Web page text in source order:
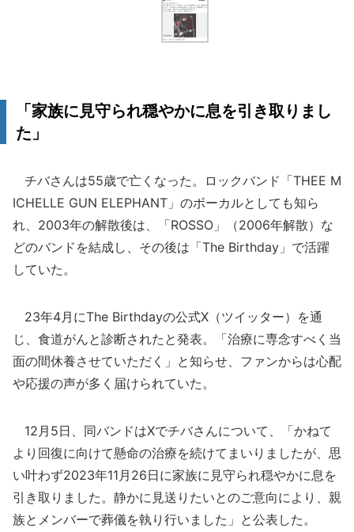
「家族に見守られ穏やかに息を引き取りまし
た」
チバさんは55歳で亡くなった。ロックバンド「THEE M
ICHELLE GUN ELEPHANT」のボーカルとしても知ら
れ、2003年の解散後は、「ROSSO」（2006年解散）な
どのバンドを結成し、その後は「The Birthday」で活躍
していた。
23年4月にThe Birthdayの公式X（ツイッター）を通
じ、食道がんと診断されたと発表。「治療に専念すべく当
面の間休養させていただく」と知らせ、ファンからは心配
や応援の声が多く届けられていた。
12月5日、同バンドはXでチバさんについて、「かねて
より回復に向けて懸命の治療を続けてまいりましたが、思
い叶わず2023年11月26日に家族に見守られ穏やかに息を
引き取りました。静かに見送りたいとのご意向により、親
族とメンバーで葬儀を執り行いました」と公表した。